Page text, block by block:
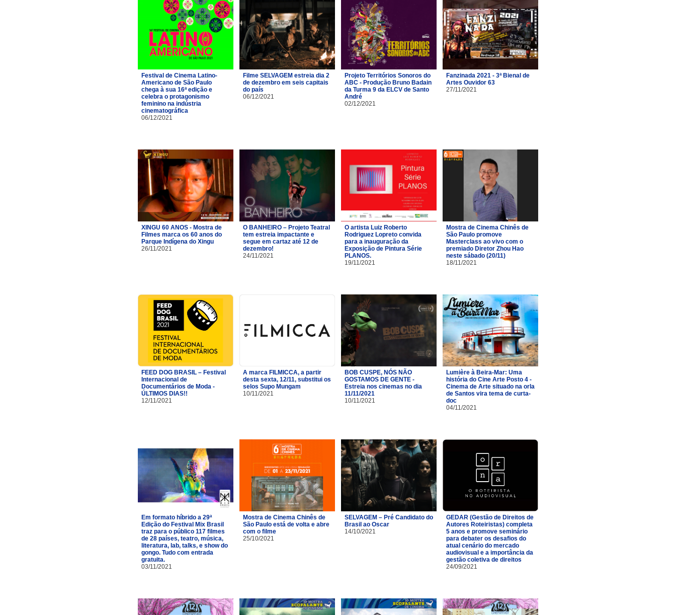
Festival de Cinema Latino-
Americano de São Paulo
chega à sua 16ª edição e
celebra o protagonismo
feminino na indústria
cinematográfica
06/12/2021
Filme SELVAGEM estreia dia 2
de dezembro em seis capitais
do país
06/12/2021
Projeto Territórios Sonoros do
ABC - Produção Bruno Badain
da Turma 9 da ELCV de Santo
André
02/12/2021
Fanzinada 2021 - 3ª Bienal de
Artes Ouvidor 63
27/11/2021
XINGU 60 ANOS - Mostra de
Filmes marca os 60 anos do
Parque Indígena do Xingu
26/11/2021
O BANHEIRO – Projeto Teatral
tem estreia impactante e
segue em cartaz até 12 de
dezembro!
24/11/2021
O artista Luiz Roberto
Rodriguez Lopreto convida
para a inauguração da
Exposição de Pintura Série
PLANOS.
19/11/2021
Mostra de Cinema Chinês de
São Paulo promove
Masterclass ao vivo com o
premiado Diretor Zhou Hao
neste sábado (20/11)
18/11/2021
FEED DOG BRASIL – Festival
Internacional de
Documentários de Moda -
ÚLTIMOS DIAS!!
12/11/2021
A marca FILMICCA, a partir
desta sexta, 12/11, substitui os
selos Supo Mungam
10/11/2021
BOB CUSPE, NÓS NÃO
GOSTAMOS DE GENTE -
Estreia nos cinemas no dia
11/11/2021
10/11/2021
Lumière à Beira-Mar: Uma
história do Cine Arte Posto 4 -
Cinema de Arte situado na orla
de Santos vira tema de curta-
doc
04/11/2021
Em formato híbrido a 29ª
Edição do Festival Mix Brasil
traz para o público 117 filmes
de 28 países, teatro, música,
literatura, lab, talks, e show do
gongo. Tudo com entrada
gratuita.
03/11/2021
Mostra de Cinema Chinês de
São Paulo está de volta e abre
com o filme
25/10/2021
SELVAGEM – Pré Candidato do
Brasil ao Oscar
14/10/2021
GEDAR (Gestão de Direitos de
Autores Roteiristas) completa
5 anos e promove seminário
para debater os desafios do
atual cenário do mercado
audiovisual e a importância da
gestão coletiva de direitos
24/09/2021